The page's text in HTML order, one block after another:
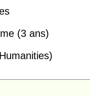
(3 ans)